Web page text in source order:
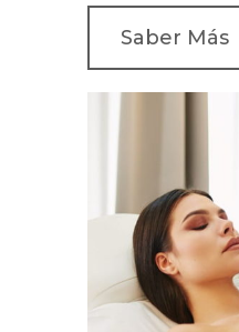
Saber Más